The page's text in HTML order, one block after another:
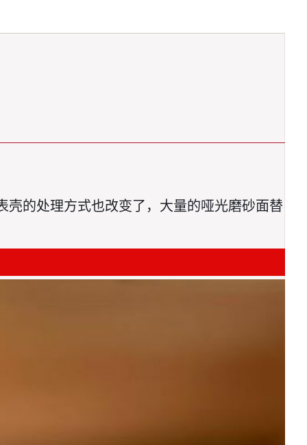
壳的处理方式也改变了，大量的哑光磨砂面替